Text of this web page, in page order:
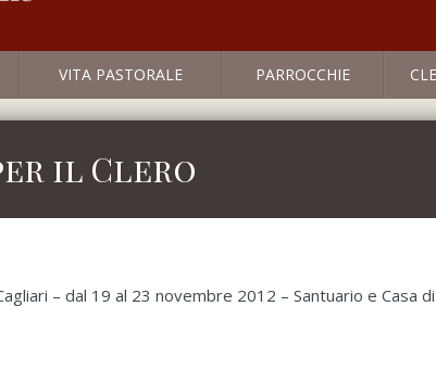
VITA PASTORALE PARROCCHIE
il Clero
– dal 19 al 23 novembre 2012 – Santuario e Casa